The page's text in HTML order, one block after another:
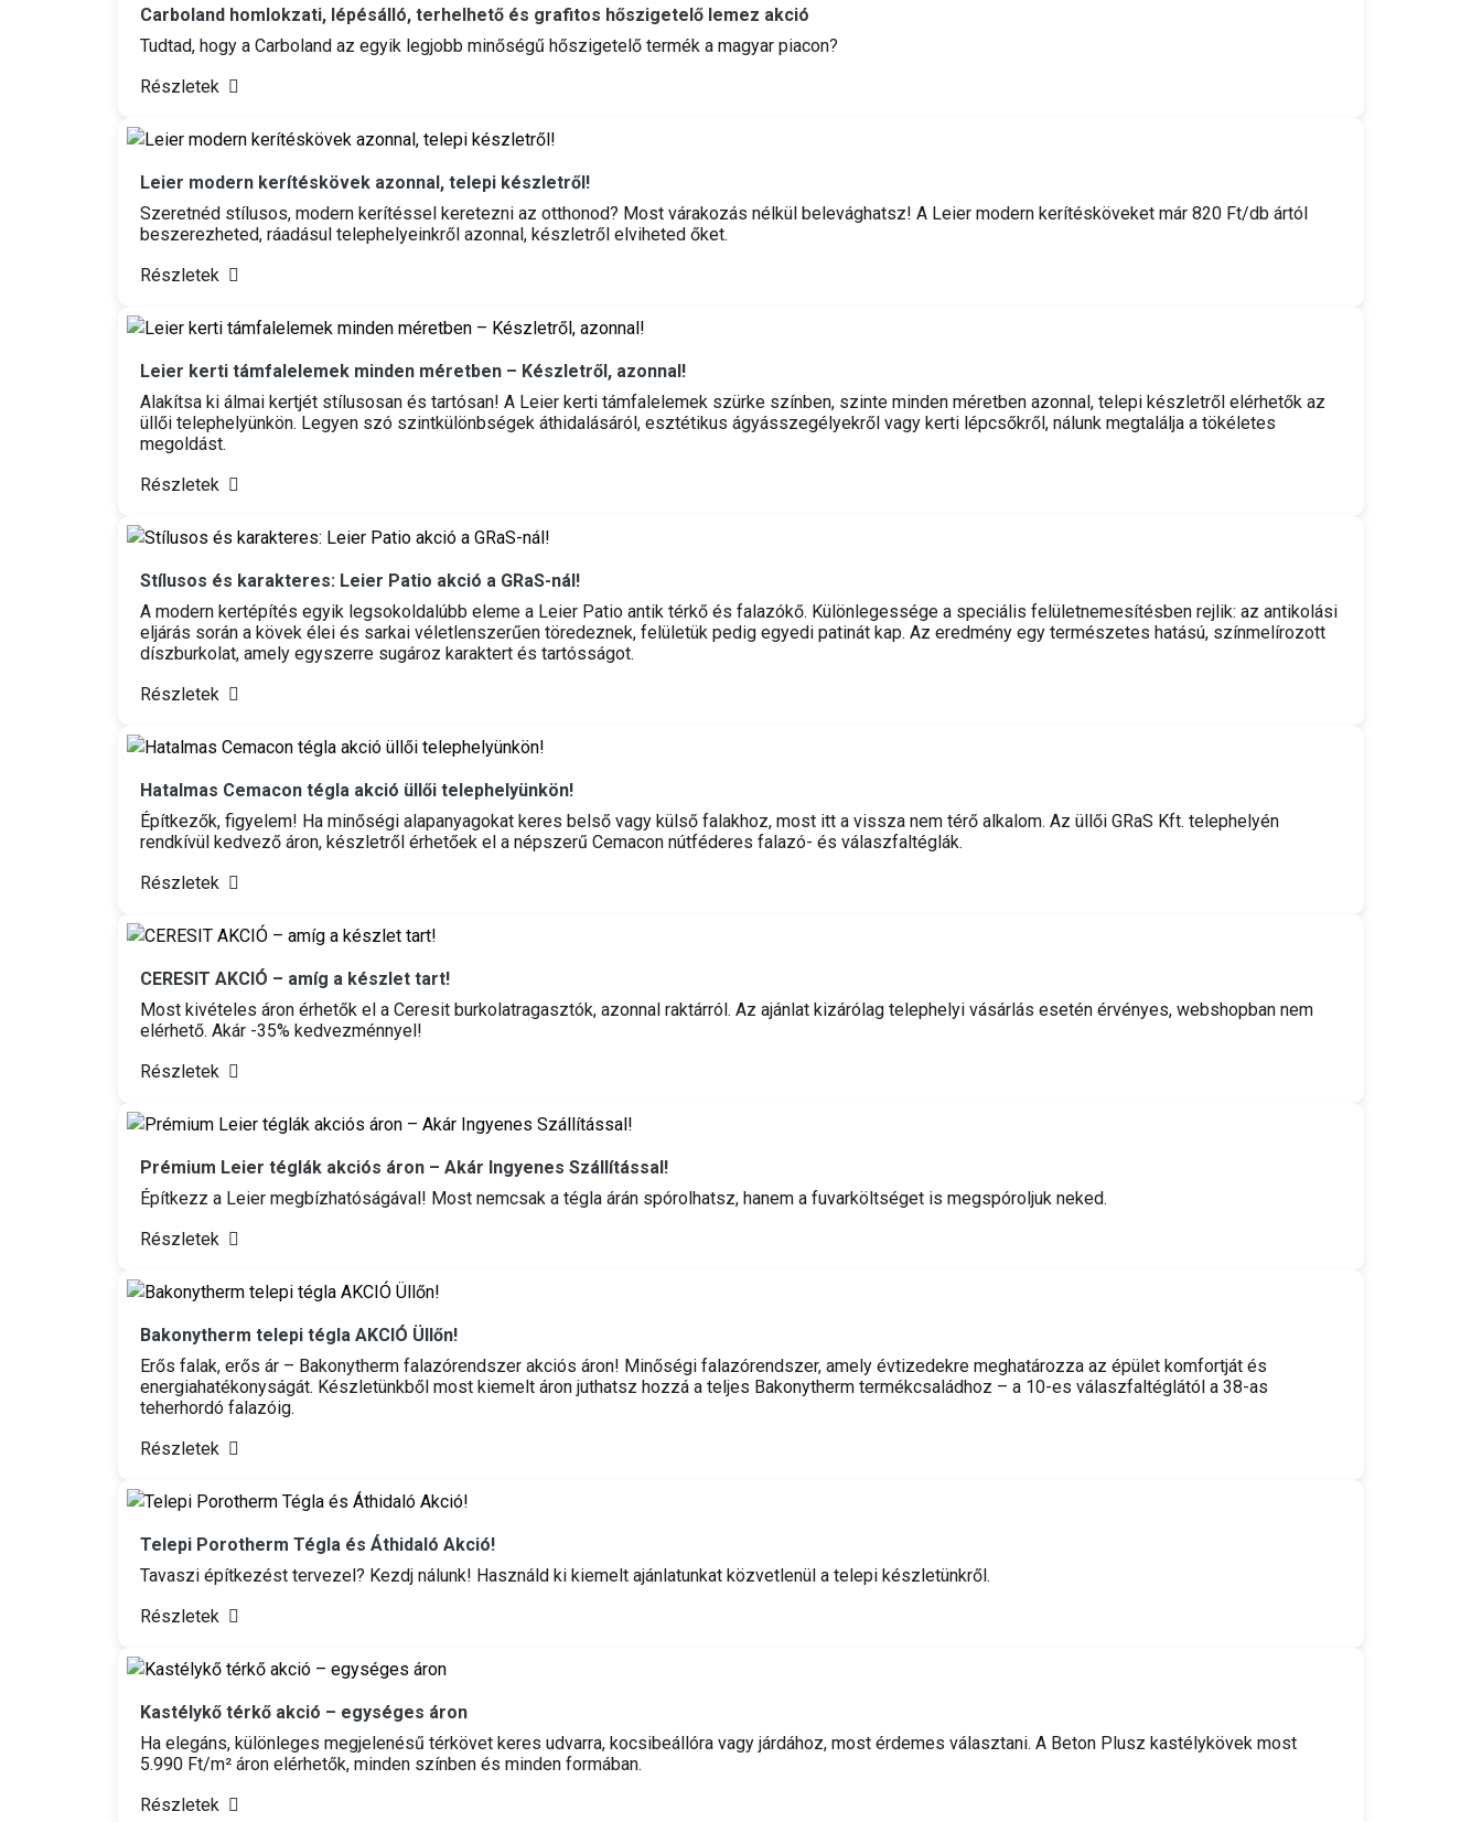
Carboland homlokzati, lépésálló, terhelhető és grafitos hőszigetelő lemez akció
Tudtad, hogy a Carboland az egyik legjobb minőségű hőszigetelő termék a magyar piacon?
Részletek
Leier modern kerítéskövek azonnal, telepi készletről!
Szeretnéd stílusos, modern kerítéssel keretezni az otthonod? Most várakozás nélkül belevághatsz! A Leier modern kerítésköveket már 820 Ft/db ártól
beszerezheted, ráadásul telephelyeinkről azonnal, készletről elviheted őket.
Részletek
Leier kerti támfalelemek minden méretben – Készletről, azonnal!
Alakítsa ki álmai kertjét stílusosan és tartósan! A Leier kerti támfalelemek szürke színben, szinte minden méretben azonnal, telepi készletről elérhetők az
üllői telephelyünkön. Legyen szó szintkülönbségek áthidalásáról, esztétikus ágyásszegélyekről vagy kerti lépcsőkről, nálunk megtalálja a tökéletes
megoldást.
Részletek
Stílusos és karakteres: Leier Patio akció a GRaS-nál!
A modern kertépítés egyik legsokoldalúbb eleme a Leier Patio antik térkő és falazókő. Különlegessége a speciális felületnemesítésben rejlik: az antikolási
eljárás során a kövek élei és sarkai véletlenszerűen töredeznek, felületük pedig egyedi patinát kap. Az eredmény egy természetes hatású, színmelírozott
díszburkolat, amely egyszerre sugároz karaktert és tartósságot.
Részletek
Hatalmas Cemacon tégla akció üllői telephelyünkön!
Építkezők, figyelem! Ha minőségi alapanyagokat keres belső vagy külső falakhoz, most itt a vissza nem térő alkalom. Az üllői GRaS Kft. telephelyén
rendkívül kedvező áron, készletről érhetőek el a népszerű Cemacon nútféderes falazó- és válaszfaltéglák.
Részletek
CERESIT AKCIÓ – amíg a készlet tart!
Most kivételes áron érhetők el a Ceresit burkolatragasztók, azonnal raktárról. Az ajánlat kizárólag telephelyi vásárlás esetén érvényes, webshopban nem
elérhető. Akár -35% kedvezménnyel!
Részletek
Prémium Leier téglák akciós áron – Akár Ingyenes Szállítással!
Építkezz a Leier megbízhatóságával! Most nemcsak a tégla árán spórolhatsz, hanem a fuvarköltséget is megspóroljuk neked.
Részletek
Bakonytherm telepi tégla AKCIÓ Üllőn!
Erős falak, erős ár – Bakonytherm falazórendszer akciós áron! Minőségi falazórendszer, amely évtizedekre meghatározza az épület komfortját és
energiahatékonyságát. Készletünkből most kiemelt áron juthatsz hozzá a teljes Bakonytherm termékcsaládhoz – a 10-es válaszfaltéglától a 38-as
teherhordó falazóig.
Részletek
Telepi Porotherm Tégla és Áthidaló Akció!
Tavaszi építkezést tervezel? Kezdj nálunk! Használd ki kiemelt ajánlatunkat közvetlenül a telepi készletünkről.
Részletek
Kastélykő térkő akció – egységes áron
Ha elegáns, különleges megjelenésű térkövet keres udvarra, kocsibeállóra vagy járdához, most érdemes választani. A Beton Plusz kastélykövek most
5.990 Ft/m² áron elérhetők, minden színben és minden formában.
Részletek